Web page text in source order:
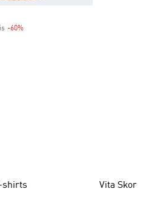
-60%Discount
shirts Vita Skor